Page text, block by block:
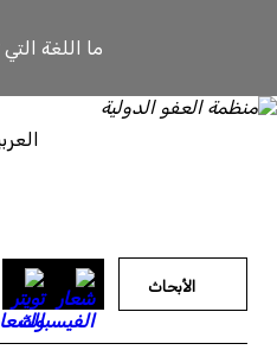
ما اللغة
الأبحاث